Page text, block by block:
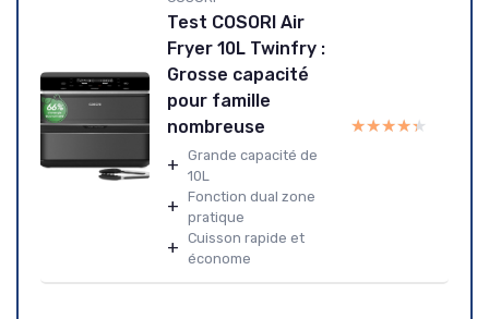
Test COSORI Air
Fryer 10L Twinfry :
Grosse capacité
pour famille
nombreuse
+ Grande capacité de
10L
+ Fonction dual zone
pratique
+ Cuisson rapide et
économe
★★★★★
★★★★★